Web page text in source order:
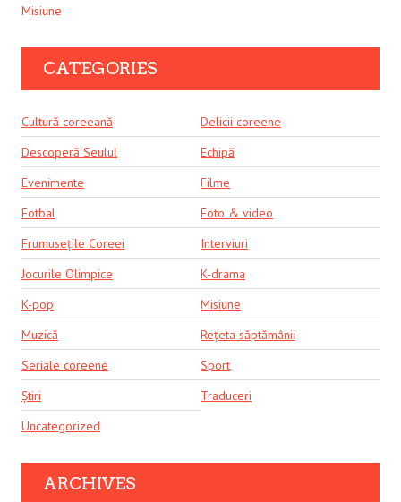
Misiune
CATEGORIES
Cultură coreeană
Delicii coreene
Descoperă Seulul
Echipă
Evenimente
Filme
Fotbal
Foto & video
Frumusețile Coreei
Interviuri
Jocurile Olimpice
K-drama
K-pop
Misiune
Muzică
Rețeta săptămânii
Seriale coreene
Sport
Știri
Traduceri
Uncategorized
ARCHIVES